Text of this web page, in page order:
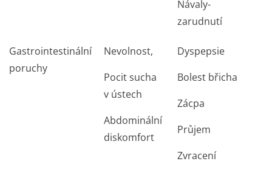
Návaly-
zarudnutí
Gastrointestinální
poruchy
Nevolnost,
Pocit sucha
v ústech
Abdominální
diskomfort
Dyspepsie
Bolest břicha
Zácpa
Průjem
Zvracení